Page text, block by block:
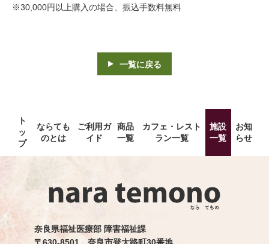
※30,000円以上購入の場合、振込手数料無料
一覧に戻る
ト
ッ
プ
ならても
のとは
ご利用ガ
イド
商品
一覧
カフェ・レスト
ラン一覧
施設
一覧
お知
らせ
奈良県福祉医療部 障害福祉課